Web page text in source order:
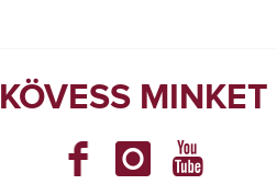
KÖVESS MINKET